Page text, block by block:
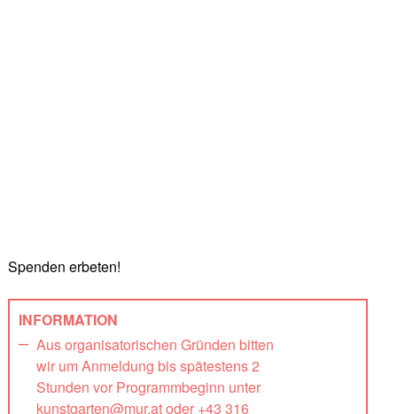
Spenden erbeten!
INFORMATION
Aus organisatorischen Gründen bitten
wir um Anmeldung bis spätestens 2
Stunden vor Programmbeginn unter
kunstgarten@mur.at oder +43 316